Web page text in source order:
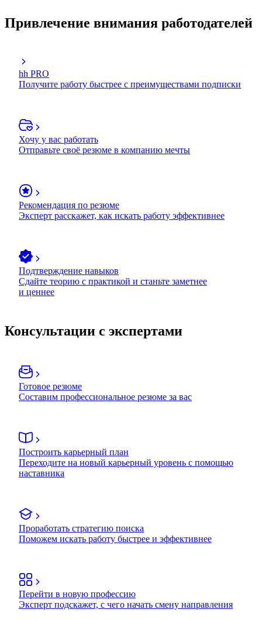
Привлечение внимания работодателей
hh PRO
Получите работу быстрее с преимуществами подписки
Хочу у вас работать
Отправьте своё резюме в компанию мечты
Рекомендация по резюме
Эксперт расскажет, как искать работу эффективнее
Подтверждение навыков
Сдайте теорию с практикой и станьте заметнее
и ценнее
Консультации с экспертами
Готовое резюме
Составим профессиональное резюме за вас
Построить карьерный план
Переходите на новый карьерный уровень с помощью
наставника
Проработать стратегию поиска
Поможем искать работу быстрее и эффективнее
Перейти в новую профессию
Эксперт подскажет, с чего начать смену направления